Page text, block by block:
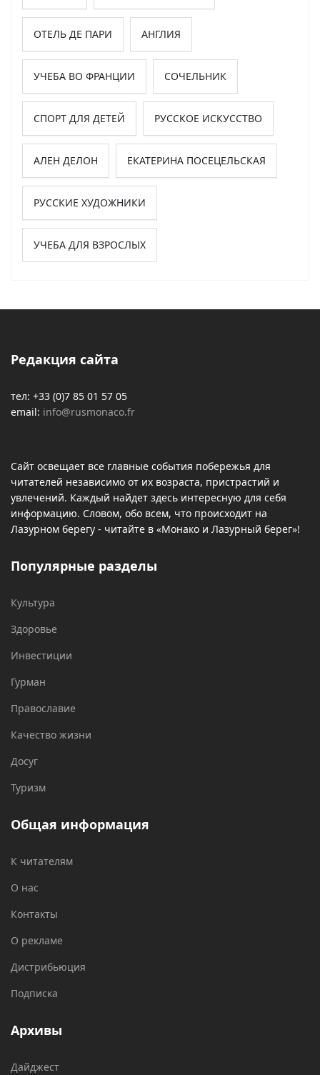
ОТЕЛЬ ДЕ ПАРИ АНГЛИЯ
УЧЕБА ВО ФРАНЦИИ СОЧЕЛЬНИК
СПОРТ ДЛЯ ДЕТЕЙ РУССКОЕ ИСКУССТВО
АЛЕН ДЕЛОН ЕКАТЕРИНА ПОСЕЦЕЛЬСКАЯ
РУССКИЕ ХУДОЖНИКИ
УЧЕБА ДЛЯ ВЗРОСЛЫХ
Редакция сайта
тел: +33 (0)7 85 01 57 05
email: info@rusmonaco.fr
Сайт освещает все главные события побережья для
читателей независимо от их возраста, пристрастий и
увлечений. Каждый найдет здесь интересную для себя
информацию. Словом, обо всем, что происходит на
Лазурном берегу - читайте в «Монако и Лазурный берег»!
Популярные разделы
Культура
Здоровье
Инвестиции
Гурман
Православие
Качество жизни
Досуг
Туризм
Общая информация
К читателям
О нас
Контакты
О рекламе
Дистрибьюция
Подписка
Архивы
Дайджест